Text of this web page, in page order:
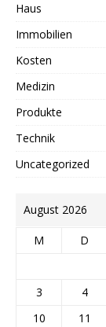
Haus
Immobilien
Kosten
Medizin
Produkte
Technik
Uncategorized
August 2026
M D
3
4
10
11